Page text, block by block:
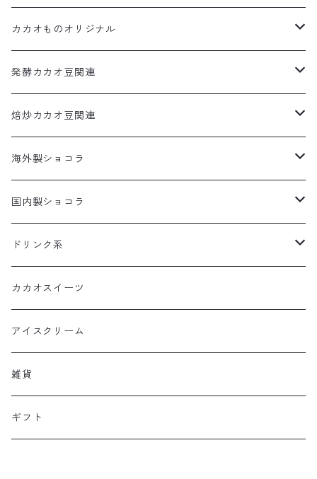
カカオものオリジナル
カカオだま
コールドチョコレート
発酵カカオ豆関連
カカオだま
発酵カカオ豆
焙炒カカオ豆関連
カカオだま
海外製ショコラ
板チョコレート
ボンボンショコラ
国内製ショコラ
板チョコレート
ボンボンショコラ
ドリンク系
カカオドリンク
ティー
カカオスイーツ
アイスクリーム
雑貨
ギフト